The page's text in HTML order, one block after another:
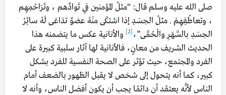
صلى الله عليه وسلم قال: “مثلُ المؤمنين في تَوادِّهم ، وتَرَاحُمِهِم
، وتعاطُفِهِمْ . مثلُ الجسَدِ إذا اشتكَى منْهُ عضوٌ تدَاعَى لَهُ سائِرُ
الجسَدِ بالسَّهَرِ والْحُمَّى”،[2]
والأنانية عكس ما يتضمنه هذا
الحديث الشريف من معانٍ، فالأنانية لها آثار سلبية كبيرة على
الفرد والمجتمع، حيث تؤثر على الصحة النفسية للفرد بشكل
كبير، كما أنه يتحول إلى شخص لا يقبل الظهور بالضعف أمام
الناس لأنَّه يعتقد أن دائمًا يجب أن يكون أفضل الناس، وأنه لا